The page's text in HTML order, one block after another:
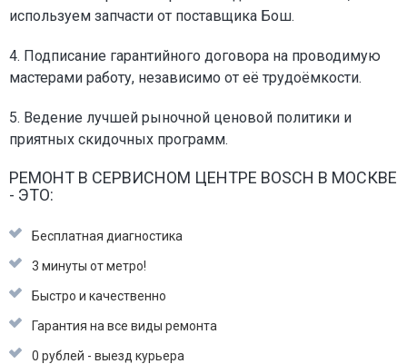
используем запчасти от поставщика Бош.
4. Подписание гарантийного договора на проводимую
мастерами работу, независимо от её трудоёмкости.
5. Ведение лучшей рыночной ценовой политики и
приятных скидочных программ.
РЕМОНТ В СЕРВИСНОМ ЦЕНТРЕ BOSCH В МОСКВЕ
- ЭТО:
Бесплатная диагностика
3 минуты от метро!
Быстро и качественно
Гарантия на все виды ремонта
0 рублей - выезд курьера